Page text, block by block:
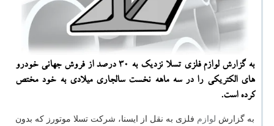
به گزارش لوازم فلزی تسلا نزدیك به ۳۰ درصد از فروش جهانی خودرو
های الكتریكی را در سه ماهه نخست سالجاری میلادی به خود مختص
كرده است.
به گزارش لوازم فلزی به نقل از ایسنا، شرکت تسلا موتورز که بدون